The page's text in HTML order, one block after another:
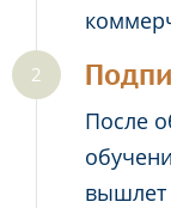
После
вышлет